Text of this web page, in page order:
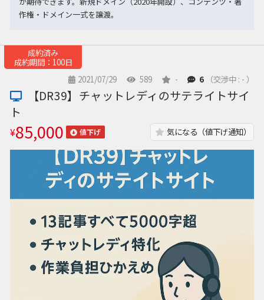
作権・ドメイン一式を譲渡。
成約済み
成約期間：100日
2021/07/29
589 - 6 （交渉中 : - ）
【DR39】チャットレディのサテライトサイ
ト
¥85,000 値下げ 気になる（値下げ通知）